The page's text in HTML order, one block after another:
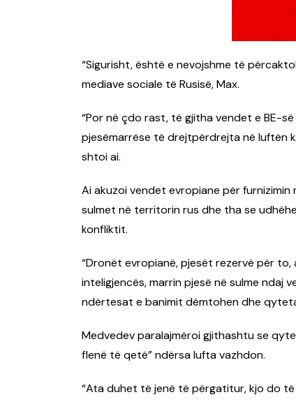
“Sigurisht, është e nevojshme të
mediave sociale të Rusisë, Max.
“Por në çdo rast, të gjitha vendet e BE-
pjesëmarrëse të drejtpërdrejta në luftën
shtoi ai.
Ai akuzoi vendet evropiane për
sulmet në territorin rus dhe tha se
konfliktit.
“Dronët evropianë, pjesët rezervë për
inteligjencës, marrin pjesë në sulme
ndërtesat e banimit dëmtohen dhe
Medvedev paralajmëroi gjithashtu se
flenë të qetë” ndërsa lufta vazhdon.
“Ata duhet të jenë të përgatitur, kjo do